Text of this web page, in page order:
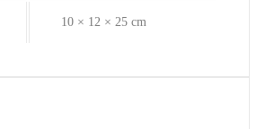
10 × 12 × 25 cm